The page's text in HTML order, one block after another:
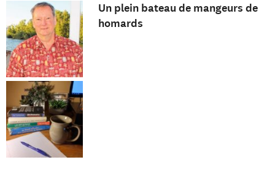
Un plein bateau de mangeurs de
homards